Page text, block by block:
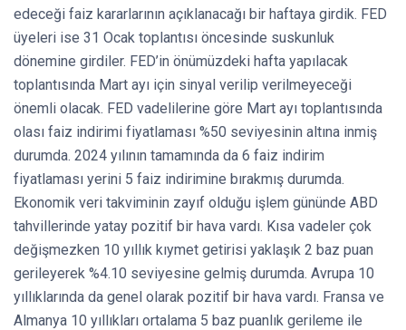
edeceği faiz kararlarının açıklanacağı bir haftaya girdik. FED
üyeleri ise 31 Ocak toplantısı öncesinde suskunluk
dönemine girdiler. FED’in önümüzdeki hafta yapılacak
toplantısında Mart ayı için sinyal verilip verilmeyeceği
önemli olacak. FED vadelilerine göre Mart ayı toplantısında
olası faiz indirimi fiyatlaması %50 seviyesinin altına inmiş
durumda. 2024 yılının tamamında da 6 faiz indirim
fiyatlaması yerini 5 faiz indirimine bırakmış durumda.
Ekonomik veri takviminin zayıf olduğu işlem gününde ABD
tahvillerinde yatay pozitif bir hava vardı. Kısa vadeler çok
değişmezken 10 yıllık kıymet getirisi yaklaşık 2 baz puan
gerileyerek %4.10 seviyesine gelmiş durumda. Avrupa 10
yıllıklarında da genel olarak pozitif bir hava vardı. Fransa ve
Almanya 10 yıllıkları ortalama 5 baz puanlık gerileme ile